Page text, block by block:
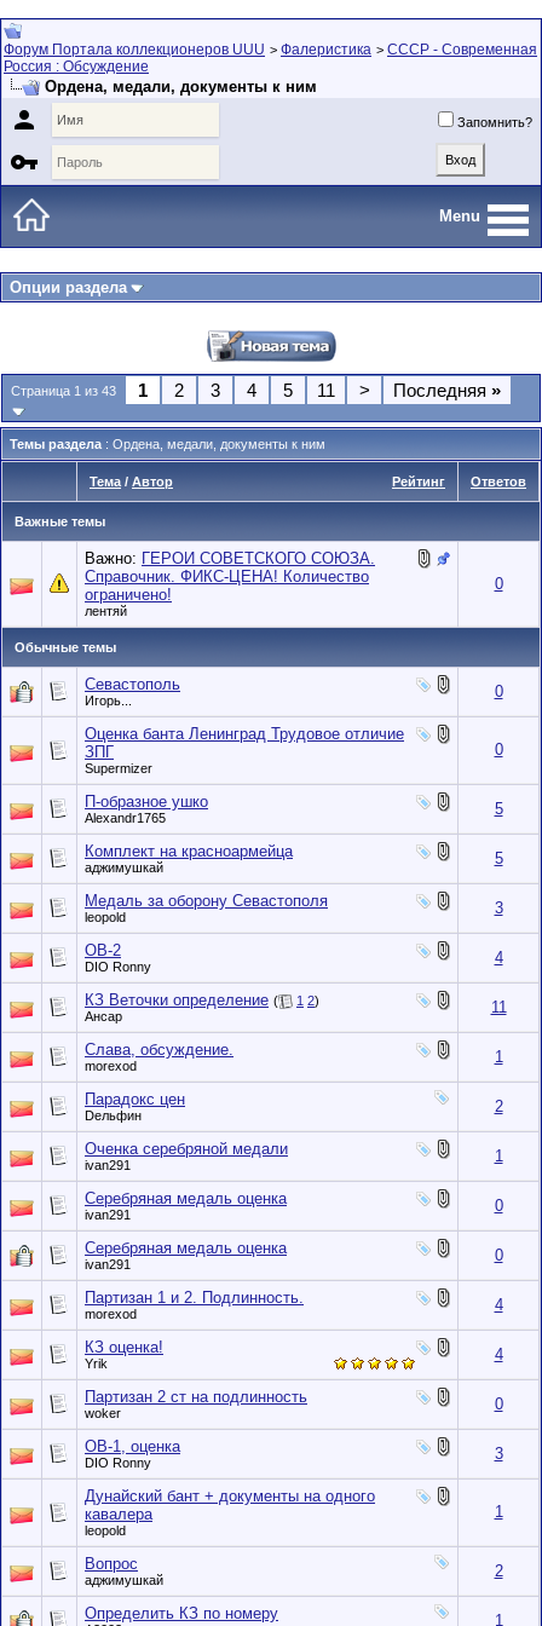
Форум Портала коллекционеров UUU > Фалеристика > СССР - Современная
Россия : Обсуждение
Ордена, медали, документы к ним
 Запомнить?

Menu
Опции раздела
Страница 1 из 43 1 2 3 4 5 11 > Последняя »
Темы раздела : Ордена, медали, документы к ним
Рейтинг
Тема / Автор Ответов
Важные темы
Важно: ГЕРОИ СОВЕТСКОГО СОЮЗА.
Справочник. ФИКС-ЦЕНА! Количество
ограничено!
лентяй
0
Обычные темы
Севастополь
Игорь... 0
Оценка банта Ленинград Трудовое отличие
ЗПГ
Supermizer
0
П-образное ушко
Alexandr1765 5
Комплект на красноармейца
аджимушкай 5
Медаль за оборону Севастополя
leopold 3
ОВ-2
DIO Ronny 4
КЗ Веточки определение ( 1 2)
Ансар
11
Слава, обсуждение.
morexod 1
Парадокс цен
Dельфин 2
Оченка серебряной медали
ivan291 1
Серебряная медаль оценка
ivan291 0
Серебряная медаль оценка
ivan291 0
Партизан 1 и 2. Подлинность.
morexod 4
КЗ оценка!
Yrik 4
Партизан 2 ст на подлинность
woker 0
ОВ-1, оценка
DIO Ronny 3
Дунайский бант + документы на одного
кавалера
leopold
1
Вопрос
аджимушкай 2
Определить КЗ по номеру 1